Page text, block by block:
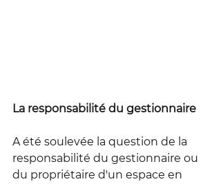
La responsabilité du gestionnaire
A été soulevée la question de la
responsabilité du gestionnaire ou
du propriétaire d'un espace en